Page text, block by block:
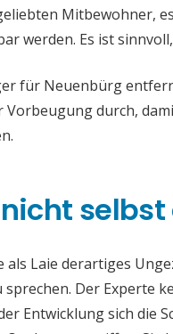
Mitbewohner,
werden. Es ist
für Neuenbürg
durch,
als Laie derartiges
Der Experte
Entwicklung sich die